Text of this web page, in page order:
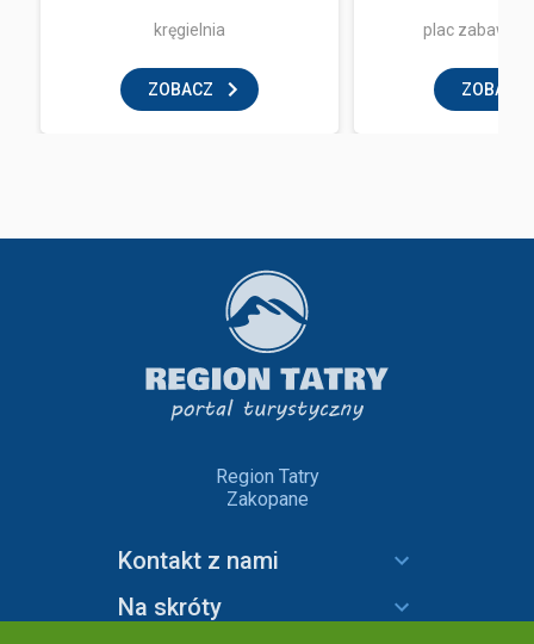
kręgielnia
ZOBACZ
plac zabaw
ZOBACZ
Region Tatry
Zakopane
Kontakt z nami
Na skróty